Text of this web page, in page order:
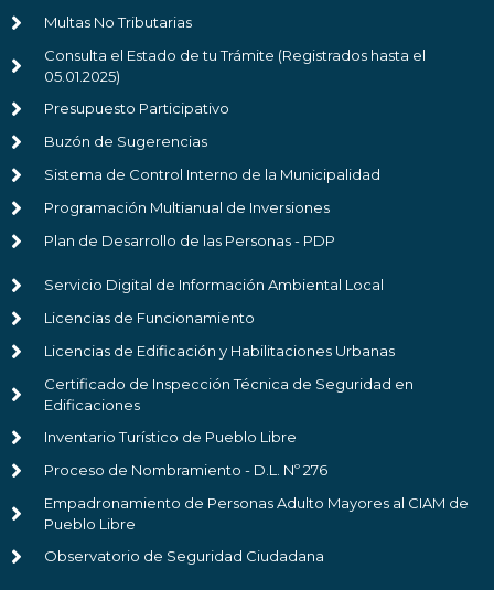
Multas No Tributarias
Consulta el Estado de tu Trámite (Registrados hasta el
05.01.2025)
Presupuesto Participativo
Buzón de Sugerencias
Sistema de Control Interno de la Municipalidad
Programación Multianual de Inversiones
Plan de Desarrollo de las Personas - PDP
Servicio Digital de Información Ambiental Local
Licencias de Funcionamiento
Licencias de Edificación y Habilitaciones Urbanas
Certificado de Inspección Técnica de Seguridad en
Edificaciones
Inventario Turístico de Pueblo Libre
Proceso de Nombramiento - D.L. Nº 276
Empadronamiento de Personas Adulto Mayores al CIAM de
Pueblo Libre
Observatorio de Seguridad Ciudadana